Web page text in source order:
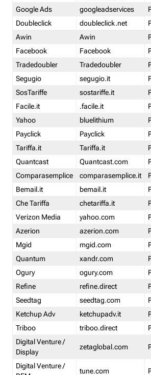
Google Ads googleadservices
Doubleclick
doubleclick.net
Awin
Awin
Facebook
Facebook
Tradedoubler
Tradedoubler
Segugio
segugio.it
SosTariffe
sostariffe.it
Facile.it
.facile.it
Yahoo
bluelithium
Payclick
Payclick
Tariffa.it
Tariffa.it
Quantcast
Quantcast.com
Comparasemplice
comparasemplice.it
Bemail.it
bemail.it
Che Tariffa
chetariffa.it
Verizon Media
yahoo.com
Azerion
azerion.com
Mgid
mgid.com
Quantum
xandr.com
Ogury
ogury.com
Refine
refine.direct
Seedtag
seedtag.com
Ketchup Adv
ketchupadv.it
Triboo
triboo.direct
Digital Venture /
Display
zetaglobal.com
Digital Venture /
tune.com